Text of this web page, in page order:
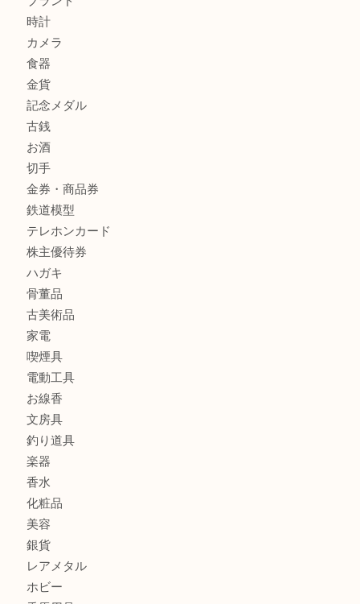
宝石
金製品
銀製品
財布
バッグ
ブランド
時計
カメラ
食器
金貨
記念メダル
古銭
お酒
切手
金券・商品券
鉄道模型
テレホンカード
株主優待券
ハガキ
骨董品
古美術品
家電
喫煙具
電動工具
お線香
文房具